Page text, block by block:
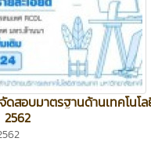
ดสอบมาตรฐานด้านเทคโนโ
2562